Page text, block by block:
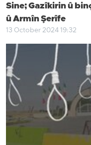
Sine; Gazîkirin û
û Armîn Şerîfe
13 October 2024 19:32